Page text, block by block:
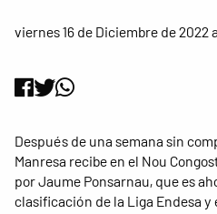
viernes 16 de Diciembre de 2022
Después de una semana sin
Manresa recibe en el Nou
por Jaume Ponsarnau, que es
clasificación de la Liga Endesa